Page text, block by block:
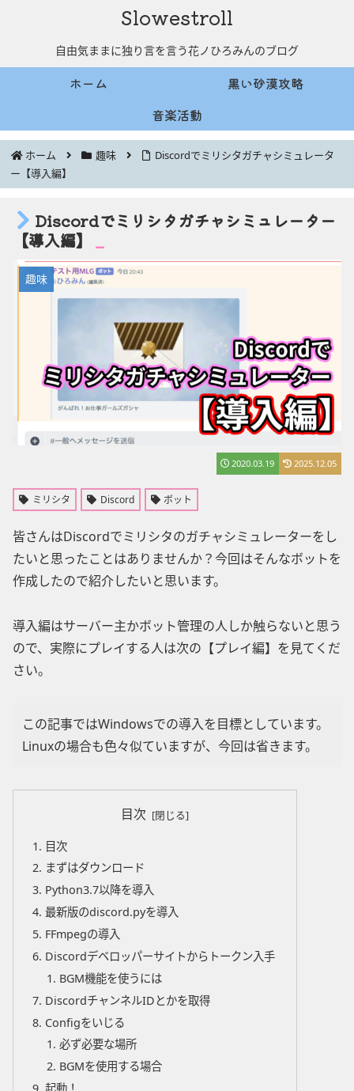
Slowestroll
自由気ままに独り言を言う花ノひろみんのブログ
ホーム
黒い砂漠攻略
音楽活動
ホーム 趣味
Discordでミリシタガチャシミュレータ
ー【導入編】
Discordでミリシタガチャシミュレーター
【導入編】
趣味
2020.03.19 2025.12.05
ミリシタ Discord ボット
皆さんはDiscordでミリシタのガチャシミュレーターをし
たいと思ったことはありませんか？今回はそんなボットを
作成したので紹介したいと思います。
導入編はサーバー主かボット管理の人しか触らないと思う
ので、実際にプレイする人は次の【プレイ編】を見てくだ
さい。
この記事ではWindowsでの導入を目標としています。
Linuxの場合も色々似ていますが、今回は省きます。
目次
目次
まずはダウンロード
Python3.7以降を導入
最新版のdiscord.pyを導入
FFmpegの導入
Discordデベロッパーサイトからトークン入手
BGM機能を使うには
DiscordチャンネルIDとかを取得
Configをいじる
必ず必要な場所
BGMを使用する場合